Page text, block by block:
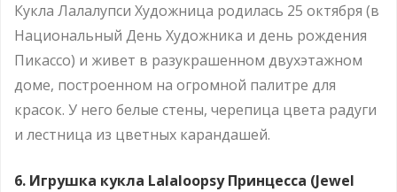
Кукла Лалалупси Художница родилась 25 октября (в
Национальный День Художника и день рождения
Пикассо) и живет в разукрашенном двухэтажном
доме, построенном на огромной палитре для
красок. У него белые стены, черепица цвета радуги
и лестница из цветных карандашей.
6. Игрушка кукла Lalaloopsy Принцесса (Jewel